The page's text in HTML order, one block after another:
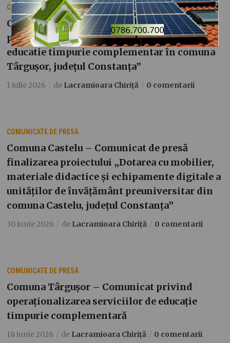
COMUNICATE DE PRESĂ
Comuna Târgușor – Anunț de finalizare a
proiectului „Dezvoltarea unui serviciu de
educatie timpurie complementar în comuna
Târgușor, județul Constanța”
1 iulie 2026 de Lacramioara Chiriță 0 comentarii
COMUNICATE DE PRESĂ
Comuna Castelu – Comunicat de presă
finalizarea proiectului „Dotarea cu mobilier,
materiale didactice și echipamente digitale a
unităților de învățământ preuniversitar din
comuna Castelu, județul Constanța”
30 iunie 2026 de Lacramioara Chiriță 0 comentarii
COMUNICATE DE PRESĂ
Comuna Târgușor – Comunicat privind
operaționalizarea serviciilor de educație
timpurie complementară
18 iunie 2026 de Lacramioara Chiriță 0 comentarii